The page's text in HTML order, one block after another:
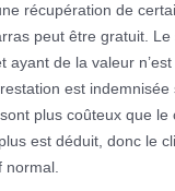
récupération de
peut être gratuit. Le
ayant de la valeur
est indemnisée
plus coûteux que le
est déduit, donc le
normal.